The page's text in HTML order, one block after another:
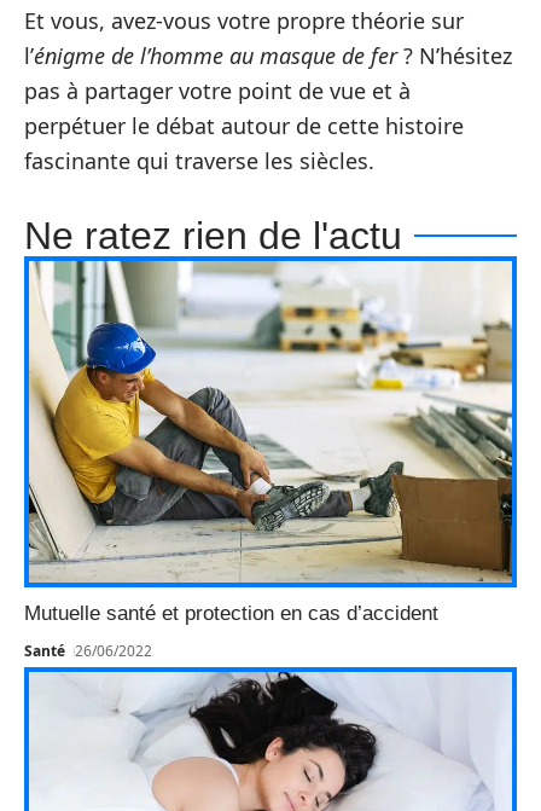
Et vous, avez-vous votre propre théorie sur
l’énigme de l’homme au masque de fer? N’hésitez
pas à partager votre point de vue et à
perpétuer le débat autour de cette histoire
fascinante qui traverse les siècles.
Ne ratez rien de l'actu
Mutuelle santé et protection en cas d’accident
Santé 26/06/2022